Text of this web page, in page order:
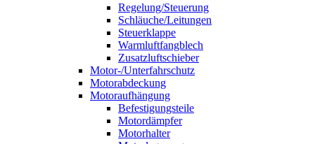
Regelung/Steuerung
Schläuche/Leitungen
Steuerklappe
Warmluftfangblech
Zusatzluftschieber
Motor-/Unterfahrschutz
Motorabdeckung
Motoraufhängung
Befestigungsteile
Motordämpfer
Motorhalter